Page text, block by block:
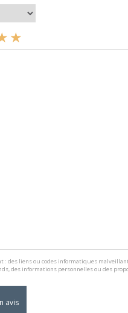
: des liens ou codes informatiques
des informations personnelles ou des